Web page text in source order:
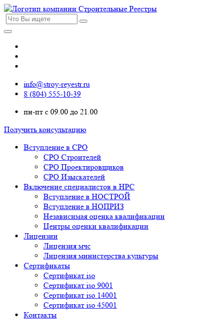
info@stroy-reyestr.ru
8 (804) 555-10-39
пн-пт с 09.00 до 21.00
Получить консультацию
Вступление в СРО
СРО Строителей
СРО Проектировщиков
СРО Изыскателей
Включение специалистов в НРС
Вступление в НОСТРОЙ
Вступление в НОПРИЗ
Независимая оценка квалификации
Центры оценки квалификации
Лицензии
Лицензия мчс
Лицензия министерства культуры
Сертификаты
Сертификат iso
Сертификат iso 9001
Сертификат iso 14001
Сертификат iso 45001
Контакты